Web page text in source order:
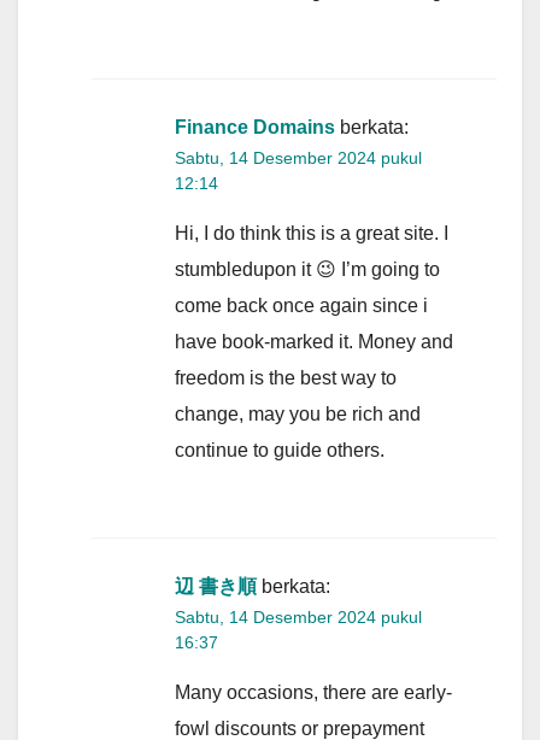
Finance Domains berkata:
Sabtu, 14 Desember 2024 pukul
12:14
Hi, I do think this is a great site. I
stumbledupon it 😉 I’m going to
come back once again since i
have book-marked it. Money and
freedom is the best way to
change, may you be rich and
continue to guide others.
辺 書き順 berkata:
Sabtu, 14 Desember 2024 pukul
16:37
Many occasions, there are early-
fowl discounts or prepayment